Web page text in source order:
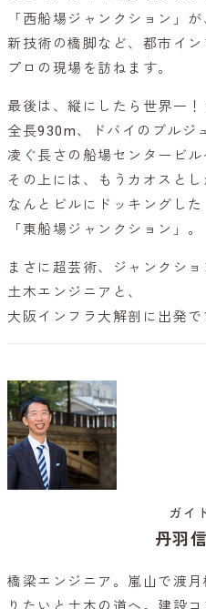
「西船場ジャンクション」
新技術の橋脚など、都市イン
プロの現場を訪ねます。
最後は、縦にしたら世界一！
全長930m、ドバイのブルジ
凌ぐ長さの船場センタービル
その上には、もうカオスとし
なんとビルにドッキングした
「東船場ジャンクション」。
まさに超芸術、ジャンクショ
土木エンジニアと、
大阪インフラ大解剖に出発で
ガイ
丹羽
橋梁エンジニア。嵐山で渡